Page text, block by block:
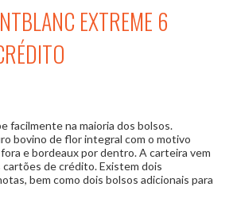
EXTREME 6
facilmente na maioria dos bolsos.
bovino de flor integral com o motivo
e bordeaux por dentro. A carteira vem
de crédito. Existem dois
bem como dois bolsos adicionais para